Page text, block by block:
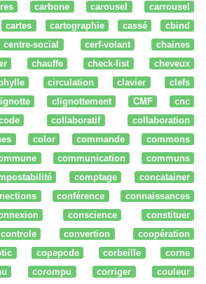
carbone carousel
carrousel
cartes cartographie cassé
cbind
centre-social cerf-volant
chaines
chauffe check-list
cheveux
circulation clavier
clefs
clignottement CMF
cnc
collaboratif
collaboration
color commande
commons
communication
communs
comptage
concatainer
conférence
connaissances
conscience
constituer
controle convertion
coopération
copepode corbeille
corne
corompu corriger
couleur